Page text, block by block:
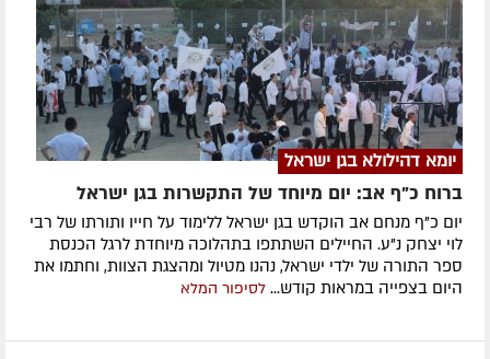
יומא דהילולא בגן ישראל
ברוח כ"ף אב: יום מיוחד של התקשרות בגן ישראל
יום כ"ף מנחם אב הוקדש בגן ישראל ללימוד על חייו ותורתו של רבי
לוי יצחק נ"ע. החיילים השתתפו בתהלוכה מיוחדת לרגל הכנסת
ספר התורה של ילדי ישראל, נהנו מטיול ומהצגת הצוות, וחתמו את
היום בצפייה במראות קודש... לסיפור המלא